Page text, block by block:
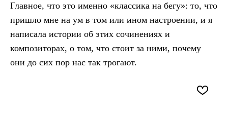
Главное, что это именно «классика на бегу»: то, что
пришло мне на ум в том или ином настроении, и я
написала истории об этих сочинениях и
композиторах, о том, что стоит за ними, почему
они до сих пор нас так трогают.